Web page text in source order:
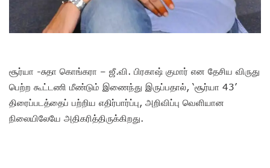
சூர்யா -சுதா கொங்கரா – ஜீ.வி. பிரகாஷ் குமார் என தேசிய விருது
பெற்ற கூட்டணி மீண்டும் இணைந்து இருப்பதால், ‘சூர்யா 43’
திரைப்படத்தைப் பற்றிய எதிர்பார்ப்பு, அறிவிப்பு வெளியான
நிலையிலேயே அதிகரித்திருக்கிறது.